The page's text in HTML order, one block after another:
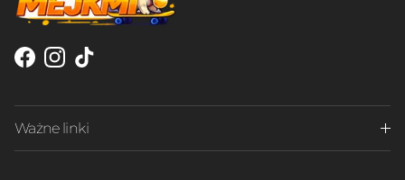
Facebook
Instagram
TikTok
Ważne linki